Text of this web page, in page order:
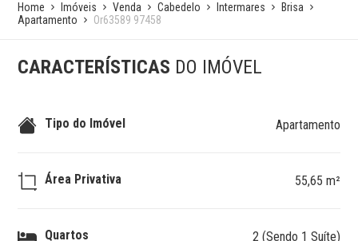
Home Imóveis Venda Cabedelo Intermares
Brisa
Apartamento
Or63589 97458
CARACTERÍSTICAS DO IMÓVEL
Tipo do Imóvel Apartamento
Área Privativa 55,65 m²
Quartos 2 (Sendo 1 Suíte)